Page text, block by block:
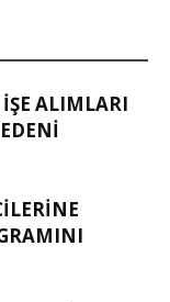
ALIMLARI